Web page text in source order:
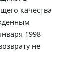
качества
1998
не